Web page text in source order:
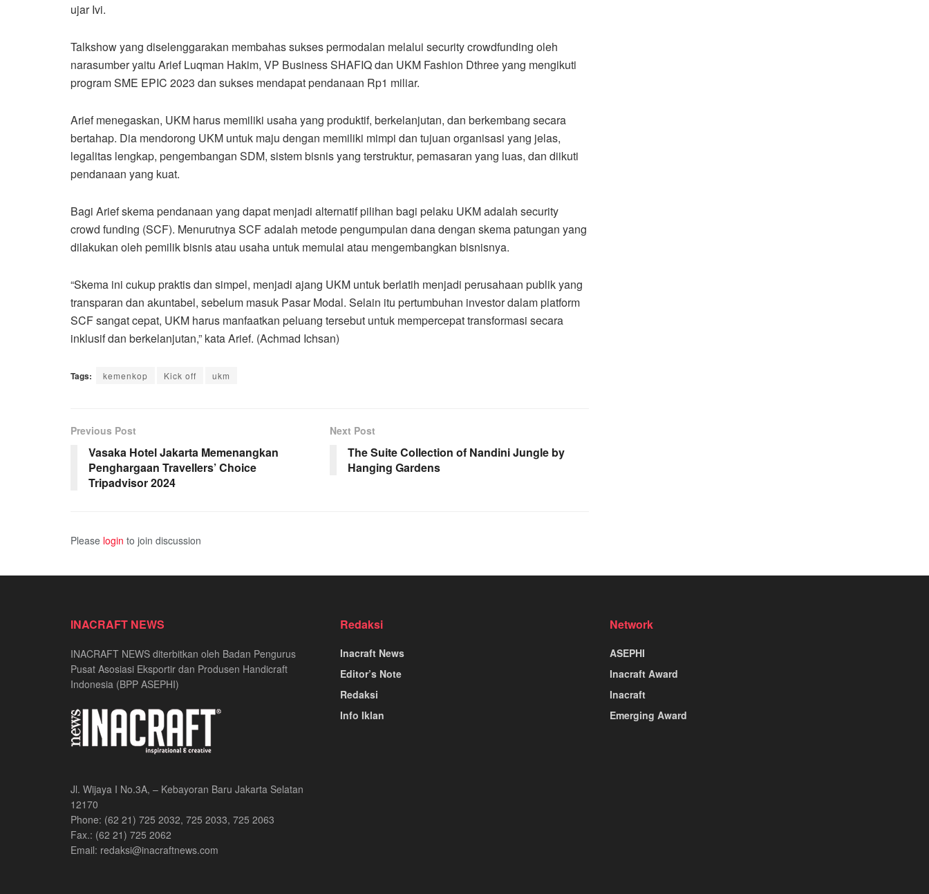
ujar Ivi.
Talkshow yang diselenggarakan membahas sukses permodalan melalui security crowdfunding oleh
narasumber yaitu Arief Luqman Hakim, VP Business SHAFIQ dan UKM Fashion Dthree yang mengikuti
program SME EPIC 2023 dan sukses mendapat pendanaan Rp1 miliar.
Arief menegaskan, UKM harus memiliki usaha yang produktif, berkelanjutan, dan berkembang secara
bertahap. Dia mendorong UKM untuk maju dengan memiliki mimpi dan tujuan organisasi yang jelas,
legalitas lengkap, pengembangan SDM, sistem bisnis yang terstruktur, pemasaran yang luas, dan diikuti
pendanaan yang kuat.
Bagi Arief skema pendanaan yang dapat menjadi alternatif pilihan bagi pelaku UKM adalah security
crowd funding (SCF). Menurutnya SCF adalah metode pengumpulan dana dengan skema patungan yang
dilakukan oleh pemilik bisnis atau usaha untuk memulai atau mengembangkan bisnisnya.
“Skema ini cukup praktis dan simpel, menjadi ajang UKM untuk berlatih menjadi perusahaan publik yang
transparan dan akuntabel, sebelum masuk Pasar Modal. Selain itu pertumbuhan investor dalam platform
SCF sangat cepat, UKM harus manfaatkan peluang tersebut untuk mempercepat transformasi secara
inklusif dan berkelanjutan,” kata Arief. (Achmad Ichsan)
Tags: kemenkop Kick off ukm
Previous Post
Vasaka Hotel Jakarta Memenangkan
Penghargaan Travellers’ Choice
Tripadvisor 2024
Next Post
The Suite Collection of Nandini Jungle by
Hanging Gardens
Please login to join discussion
INACRAFT NEWS
INACRAFT NEWS diterbitkan oleh Badan Pengurus
Pusat Asosiasi Eksportir dan Produsen Handicraft
Indonesia (BPP ASEPHI)
Jl. Wijaya I No.3A, – Kebayoran Baru Jakarta Selatan
12170
Phone: (62 21) 725 2032, 725 2033, 725 2063
Fax.: (62 21) 725 2062
Email: redaksi@inacraftnews.com
Redaksi
Inacraft News
Editor’s Note
Redaksi
Info Iklan
Network
ASEPHI
Inacraft Award
Inacraft
Emerging Award